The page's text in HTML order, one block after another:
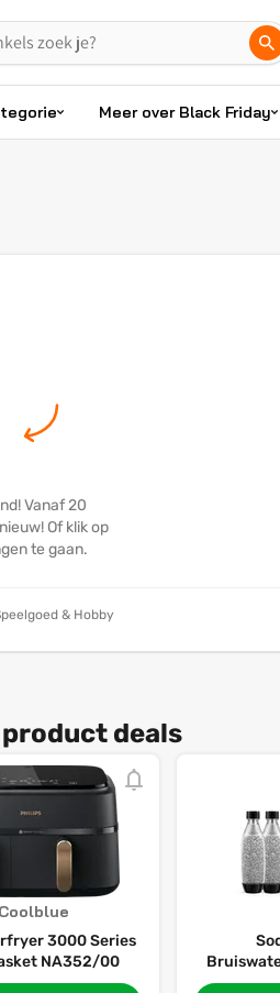
Meer over Black Friday
Vanaf 20
Of klik op
te gaan.
& Hobby
product deals
Coolblue
3000 Series
NA352/00